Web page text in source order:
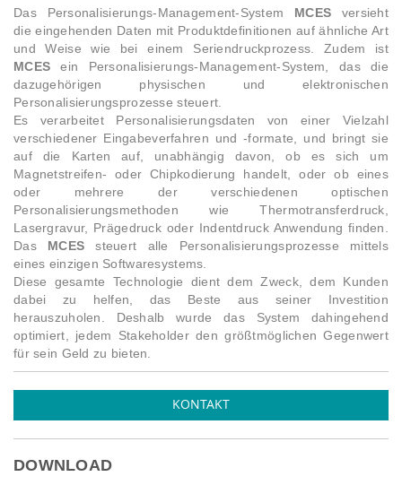
Das Personalisierungs-Management-System MCES versieht
die eingehenden Daten mit Produktdefinitionen auf ähnliche Art
und Weise wie bei einem Seriendruckprozess. Zudem ist
MCES ein Personalisierungs-Management-System, das die
dazugehörigen physischen und elektronischen
Personalisierungsprozesse steuert.
Es verarbeitet Personalisierungsdaten von einer Vielzahl
verschiedener Eingabeverfahren und -formate, und bringt sie
auf die Karten auf, unabhängig davon, ob es sich um
Magnetstreifen- oder Chipkodierung handelt, oder ob eines
oder mehrere der verschiedenen optischen
Personalisierungsmethoden wie Thermotransferdruck,
Lasergravur, Prägedruck oder Indentdruck Anwendung finden.
Das MCES steuert alle Personalisierungsprozesse mittels
eines einzigen Softwaresystems.
Diese gesamte Technologie dient dem Zweck, dem Kunden
dabei zu helfen, das Beste aus seiner Investition
herauszuholen. Deshalb wurde das System dahingehend
optimiert, jedem Stakeholder den größtmöglichen Gegenwert
für sein Geld zu bieten.
KONTAKT
DOWNLOAD